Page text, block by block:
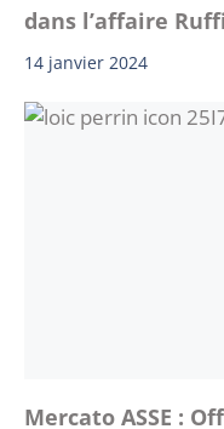
dans l’affaire
14 janvier 2024
Mercato ASSE :